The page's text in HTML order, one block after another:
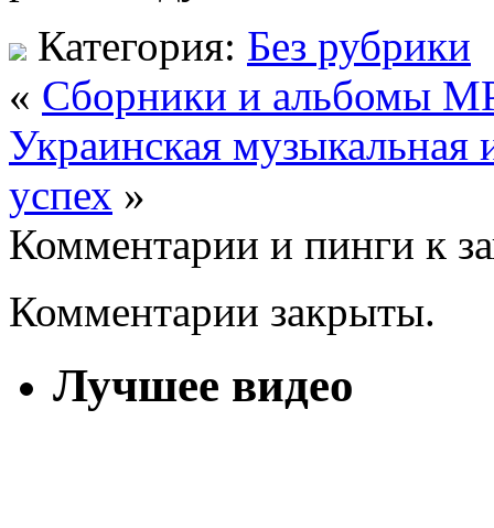
Категория: Без рубрики
« Сборники и альбомы
Украинская музыкальная
успех »
Комментарии и пинги к
Комментарии закрыты.
Лучшее видео